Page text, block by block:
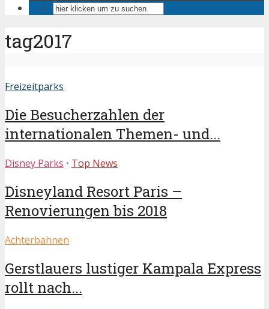
tag2017
Freizeitparks
Die Besucherzahlen der
internationalen Themen- und...
Disney Parks • Top News
Disneyland Resort Paris –
Renovierungen bis 2018
Achterbahnen
Gerstlauers lustiger Kampala Express
rollt nach...